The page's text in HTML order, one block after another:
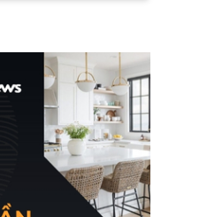
quốc gia quá tải.
trưởng. Mặc dù vậy,
nhiều chính trị gia đảng
Cộng hoà (GOP) vẫn tỏ
ra hoài nghi, thậm chí
tuyên bố sẽ lên tiếng
phản đối khi đề cử này
được đưa ra toàn thể bỏ